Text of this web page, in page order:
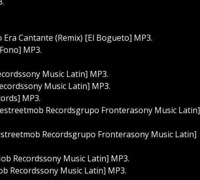
Cantante (Remix) [El Bogueto] MP3.
MP3.
Music Latin] MP3.
Music Latin] MP3.
MP3.
Recordsgrupo Fronterasony Music Latin]
Recordsgrupo Fronterasony Music Latin]
Recordssony Music Latin] MP3.
Recordssony Music Latin] MP3.